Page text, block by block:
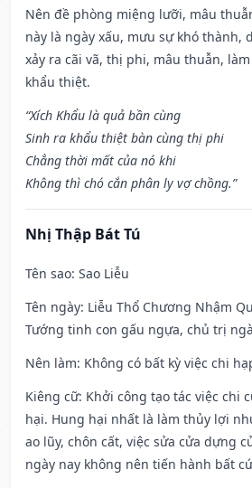
Nên đề phòng miệng lưỡi, mâu
này là ngày xấu, mưu sự khó thành,
xảy ra cãi vã, thị phi, mâu thuẫn,
khẩu thiệt.
“Xích Khẩu là quả bần cùng
Sinh ra khẩu thiệt bàn cùng thị phi
Chẳng thời mất của nó khi
Không thì chó cắn phân ly vợ chồng.”
Nhị Thập Bát Tú
Tên sao: Sao Liễu
Tên ngày: Liễu Thổ Chương Nhậm
Tướng tinh con gấu ngựa, chủ trị
Nên làm: Không có bất kỳ việc chi
Kiêng cữ: Khởi công tạo tác việc chi
hại. Hung hại nhất là làm thủy lợi
ao lũy, chôn cất, việc sửa cửa dựng
ngày nay không nên tiến hành bất